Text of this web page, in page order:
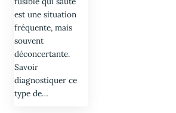
est une situation
fréquente, mais
souvent
déconcertante.
Savoir
diagnostiquer ce
type de…